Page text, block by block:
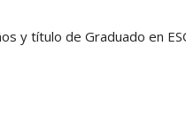
y título de Graduado en